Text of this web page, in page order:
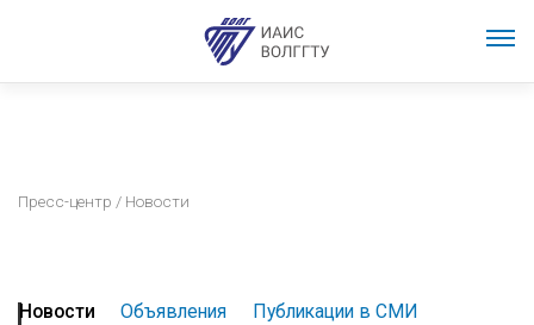
Пресс-центр / Новости
Новости Объявления
Публикации в СМИ